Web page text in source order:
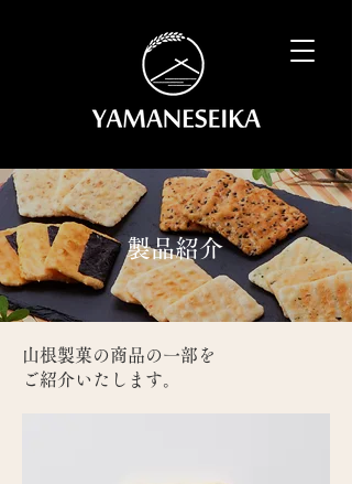
製品紹介
山根製菓の商品の一部を
ご紹介いたします。